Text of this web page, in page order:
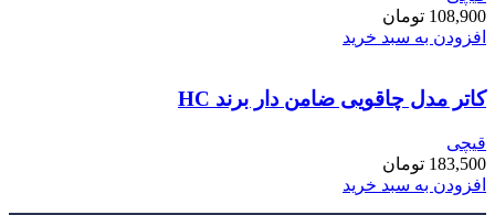
108,900 تومان
افزودن به سبد خرید
کاتر مدل چاقویی ضامن دار برند HC
قیچی
183,500 تومان
افزودن به سبد خرید